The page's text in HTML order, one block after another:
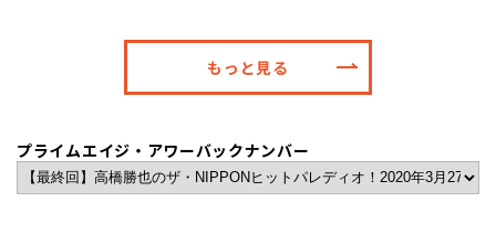
もっと見る
プライムエイジ・アワーバックナンバー